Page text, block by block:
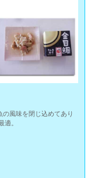
風味を閉じ込めてあり
適。